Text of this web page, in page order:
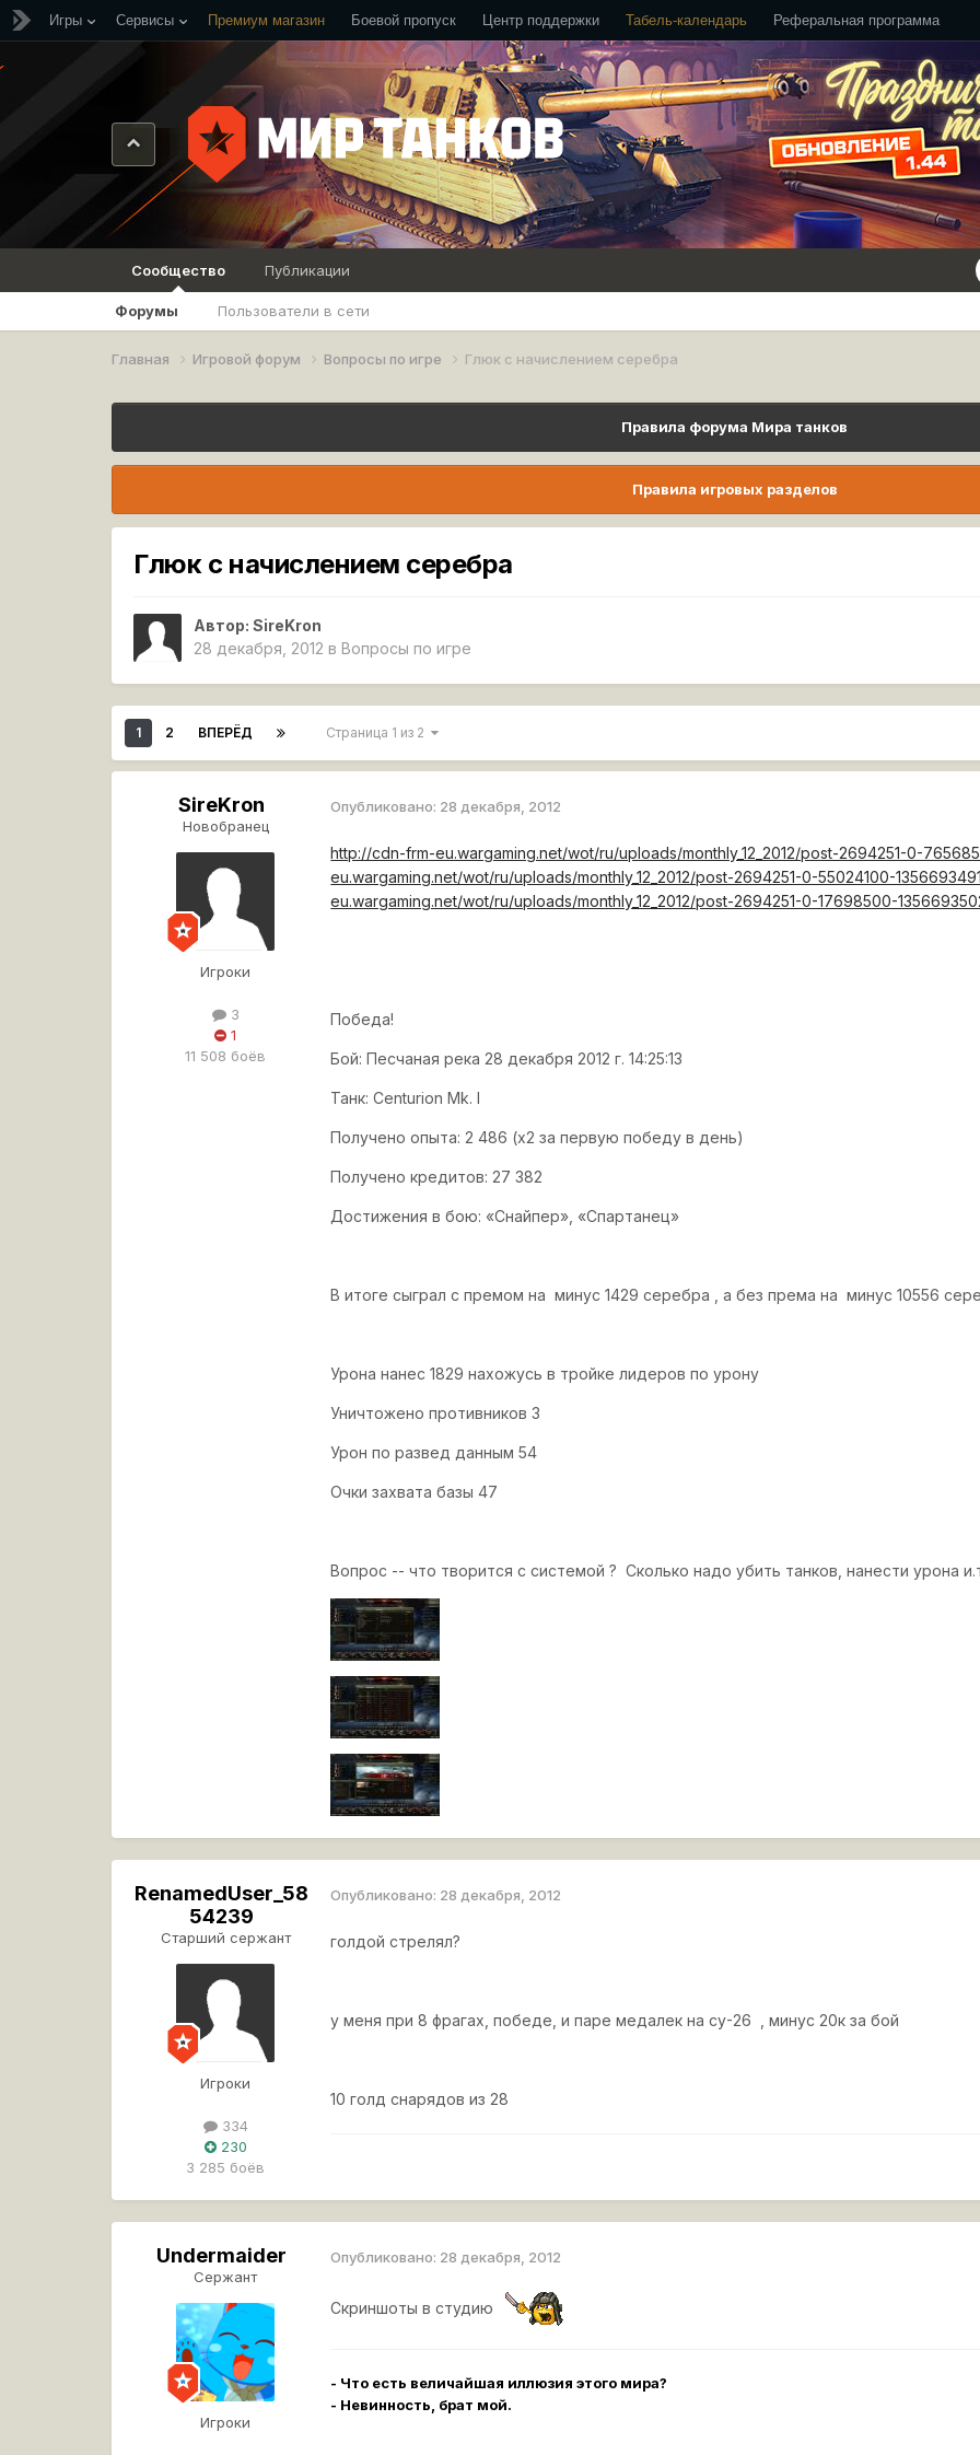
Игры Сервисы Премиум магазин Боевой пропуск Центр поддержки Табель-календарь Реферальная программа
Сообщество
Форумы Пользователи в сети
Публикации
Главная Игровой форум Вопросы по игре Глюк с начислением серебра
Правила форума Мира танков
Правила игровых разделов
Глюк с начислением серебра
Автор:SireKron
28 декабря, 2012 в Вопросы по игре
1 2 ВПЕРЁД Страница 1 из 2
SireKron
Новобранец
Игроки
3
1
11 508 боёв
Опубликовано: 28 декабря, 2012
http://cdn-frm-eu.wargaming.net/wot/ru/uploads/monthly_12_2012/post-2694251-0-
eu.wargaming.net/wot/ru/uploads/monthly_12_2012/post-2694251-0-55024100-
eu.wargaming.net/wot/ru/uploads/monthly_12_2012/post-2694251-0-17698500-
Победа!
Бой: Песчаная река 28 декабря 2012 г. 14:25:13
Танк: Centurion Mk. I
Получено опыта: 2 486 (x2 за первую победу в день)
Получено кредитов: 27 382
Достижения в бою: «Снайпер», «Спартанец»
В итоге сыграл с премом на минус 1429 серебра , а без према на минус 10556
Урона нанес 1829 нахожусь в тройке лидеров по урону
Уничтожено противников 3
Урон по развед данным 54
Очки захвата базы 47
Вопрос -- что творится с системой ? Сколько надо убить танков, нанести урона
RenamedUser_58
54239
Старший сержант
Игроки
334
230
3 285 боёв
Опубликовано: 28 декабря, 2012
голдой стрелял?
у меня при 8 фрагах, победе, и паре медалек на су-26 , минус 20к за бой
10 голд снарядов из 28
Undermaider
Сержант
Игроки
Опубликовано: 28 декабря, 2012
Скриншоты в студию
- Что есть величайшая иллюзия этого мира?
- Невинность, брат мой.